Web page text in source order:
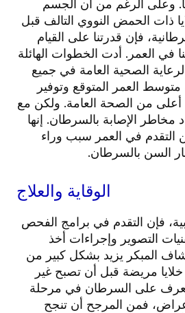
وعلى الرغم من أن الجسم
ذات الحمض النووي التالف قبل
فإن قدرتنا على القيام
في العمر. أدت الخطوات الهائلة
الصحية العامة في جميع
متوسط العمر المتوقع وتوفير
من الصحة العامة. ولكن مع
مخاطر الإصابة بالسرطان. إنها
التقدم في العمر سبب وراء
السن بالسرطان.
الوقاية والعلاج
فإن التقدم في برامج الفحص
التصوير وإجراءات أخذ
المبكر يزيد بشكل كبير من
مريضة قبل أن تصبح غير
التعرف على السرطان في مرحلة
فمن المرجح أن تنجح